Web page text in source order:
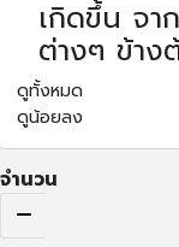
เกิดขึ้น จา
ต่างๆ ข้าง
ดูทั้งหมด
ดูน้อยลง
จำนวน